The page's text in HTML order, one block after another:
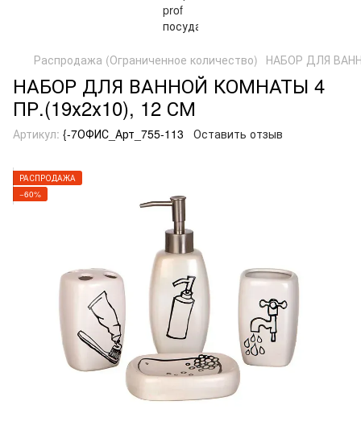
Распродажа (Ограниченное количество) НАБОР ДЛЯ
НАБОР ДЛЯ ВАННОЙ КОМНАТЫ 4
ПР.(19х2х10), 12 СМ
Артикул: {-7ОФИС_Арт_755-113 Оставить отзыв
РАСПРОДАЖА
−60%